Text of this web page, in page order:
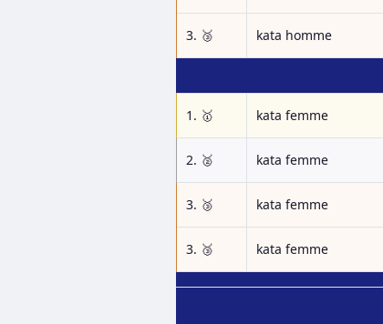
3. 🥉 kata homme
1. 🥇 kata femme
2. 🥈 kata femme
3. 🥉 kata femme
3. 🥉 kata femme